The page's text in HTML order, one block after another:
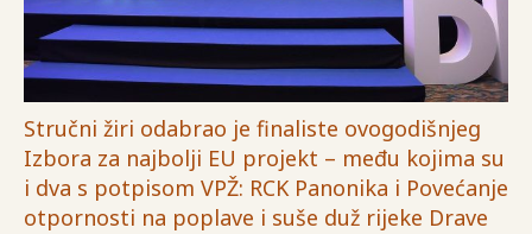
Stručni žiri odabrao je finaliste ovogodišnjeg
Izbora za najbolji EU projekt – među kojima su
i dva s potpisom VPŽ: RCK Panonika i Povećanje
otpornosti na poplave i suše duž rijeke Drave